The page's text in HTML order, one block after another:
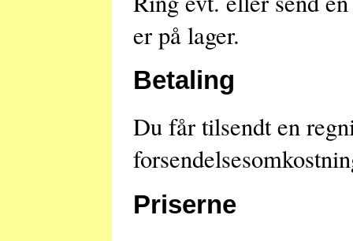
er på lager.
Betaling
Du får tilsendt en
Priserne